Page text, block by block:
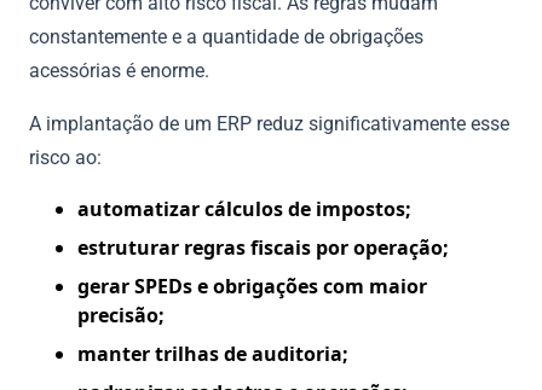
constantemente e a quantidade de obrigações
acessórias é enorme.
A implantação de um ERP reduz significativamente esse
risco ao:
automatizar cálculos de impostos;
estruturar regras fiscais por operação;
gerar SPEDs e obrigações com maior
precisão;
manter trilhas de auditoria;